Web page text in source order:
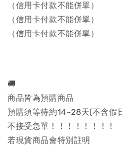
（信用卡付款不能併單）
（信用卡付款不能併單）
（信用卡付款不能併單）
🚚
商品皆為預購商品
預購須等待約14~28天(不含假
不接受急單！！！！！！！！
若現貨商品會特別註明